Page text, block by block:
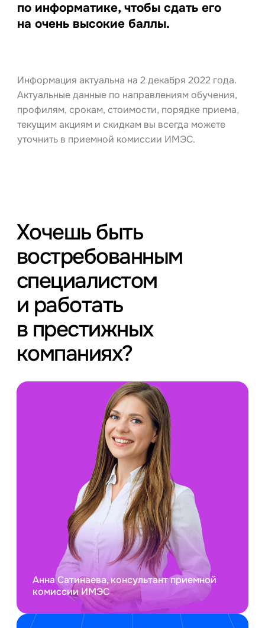
по информатике, чтобы сдать его
на очень высокие баллы.
Информация актуальна на 2 декабря 2022 года.
Актуальные данные по направлениям обучения,
профилям, срокам, стоимости, порядке приема,
текущим акциям и скидкам вы всегда можете
уточнить в приемной комиссии ИМЭС.
Хочешь быть
востребованным
специалистом
и работать
в престижных
компаниях?
Анна Сатинаева, консультант приемной
комиссии ИМЭС